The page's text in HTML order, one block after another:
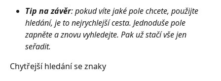
Tip na závěr: pokud víte jaké pole chcete, použijte
hledání, je to nejrychlejší cesta. Jednoduše pole
zapněte a znovu vyhledejte. Pak už stačí vše jen
seřadit.
Chytřejší hledání se znaky